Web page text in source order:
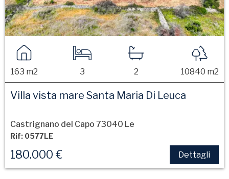
163 m2 3 2 10840 m2
Villa vista mare Santa Maria Di Leuca
Castrignano del Capo 73040 Le
Rif: 0577LE
180.000 € Dettagli